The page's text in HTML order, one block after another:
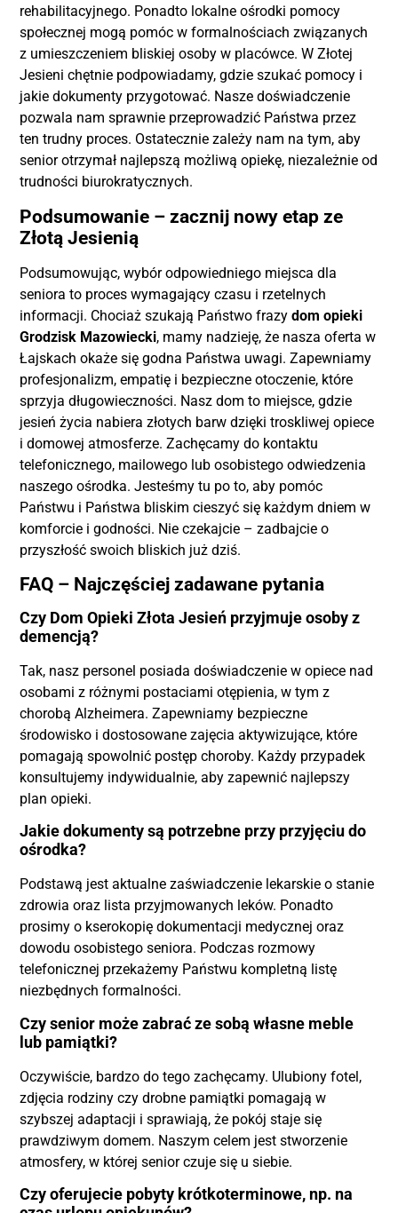
rehabilitacyjnego. Ponadto lokalne ośrodki pomocy
społecznej mogą pomóc w formalnościach związanych
z umieszczeniem bliskiej osoby w placówce. W Złotej
Jesieni chętnie podpowiadamy, gdzie szukać pomocy i
jakie dokumenty przygotować. Nasze doświadczenie
pozwala nam sprawnie przeprowadzić Państwa przez
ten trudny proces. Ostatecznie zależy nam na tym, aby
senior otrzymał najlepszą możliwą opiekę, niezależnie od
trudności biurokratycznych.
Podsumowanie – zacznij nowy etap ze
Złotą Jesienią
Podsumowując, wybór odpowiedniego miejsca dla
seniora to proces wymagający czasu i rzetelnych
informacji. Chociaż szukają Państwo frazydom opieki
Grodzisk Mazowiecki, mamy nadzieję, że nasza oferta w
Łajskach okaże się godna Państwa uwagi. Zapewniamy
profesjonalizm, empatię i bezpieczne otoczenie, które
sprzyja długowieczności. Nasz dom to miejsce, gdzie
jesień życia nabiera złotych barw dzięki troskliwej opiece
i domowej atmosferze. Zachęcamy do kontaktu
telefonicznego, mailowego lub osobistego odwiedzenia
naszego ośrodka. Jesteśmy tu po to, aby pomóc
Państwu i Państwa bliskim cieszyć się każdym dniem w
komforcie i godności. Nie czekajcie – zadbajcie o
przyszłość swoich bliskich już dziś.
FAQ – Najczęściej zadawane pytania
Czy Dom Opieki Złota Jesień przyjmuje osoby z
demencją?
Tak, nasz personel posiada doświadczenie w opiece nad
osobami z różnymi postaciami otępienia, w tym z
chorobą Alzheimera. Zapewniamy bezpieczne
środowisko i dostosowane zajęcia aktywizujące, które
pomagają spowolnić postęp choroby. Każdy przypadek
konsultujemy indywidualnie, aby zapewnić najlepszy
plan opieki.
Jakie dokumenty są potrzebne przy przyjęciu do
ośrodka?
Podstawą jest aktualne zaświadczenie lekarskie o stanie
zdrowia oraz lista przyjmowanych leków. Ponadto
prosimy o kserokopię dokumentacji medycznej oraz
dowodu osobistego seniora. Podczas rozmowy
telefonicznej przekażemy Państwu kompletną listę
niezbędnych formalności.
Czy senior może zabrać ze sobą własne meble
lub pamiątki?
Oczywiście, bardzo do tego zachęcamy. Ulubiony fotel,
zdjęcia rodziny czy drobne pamiątki pomagają w
szybszej adaptacji i sprawiają, że pokój staje się
prawdziwym domem. Naszym celem jest stworzenie
atmosfery, w której senior czuje się u siebie.
Czy oferujecie pobyty krótkoterminowe, np. na